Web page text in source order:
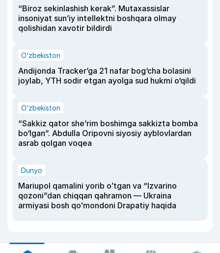
“Biroz sekinlashish kerak”. Mutaxassislar
insoniyat sun’iy intellektni boshqara olmay
qolishidan xavotir bildirdi
O‘zbekiston
Andijonda Tracker’ga 21 nafar bog‘cha bolasini
joylab, YTH sodir etgan ayolga sud hukmi o‘qildi
O‘zbekiston
“Sakkiz qator she’rim boshimga sakkizta bomba
bo‘lgan”. Abdulla Oripovni siyosiy ayblovlardan
asrab qolgan voqea
Dunyo
Mariupol qamalini yorib oʻtgan va “Izvarino
qozoni”dan chiqqan qahramon — Ukraina
armiyasi bosh qoʻmondoni Drapatiy haqida